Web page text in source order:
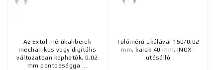
Az Extol mérőkaliberek
mechanikus vagy digitális
változatban kaphatók, 0,02
mm pontosságga ...
Tolómérő skálával 150/0,02
mm, karok 40 mm, INOX -
ütésálló